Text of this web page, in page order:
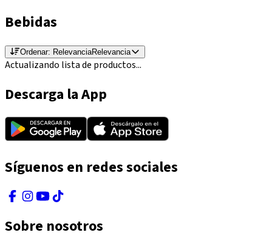
Bebidas
Ordenar: RelevanciaRelevancia
Actualizando lista de productos...
Descarga la App
Síguenos en redes sociales
Sobre nosotros